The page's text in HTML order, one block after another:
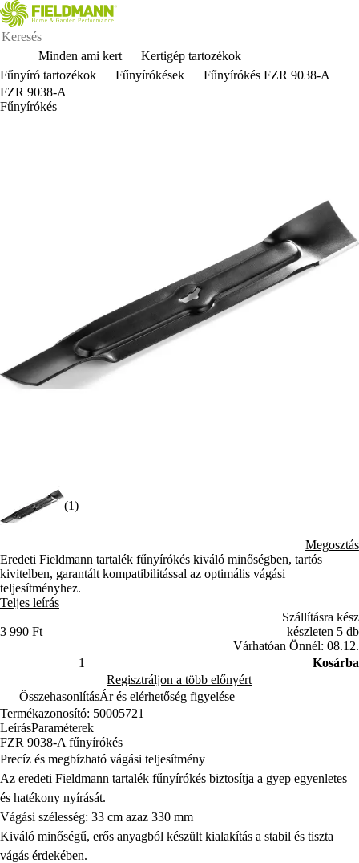
Minden ami kert
Kertigép tartozékok
Fűnyíró tartozékok
Fűnyírókések
Fűnyírókés FZR 9038-A
FZR 9038-A
Fűnyírókés
(1)
Megosztás
Eredeti Fieldmann tartalék fűnyírókés kiváló minőségben, tartós
kivitelben, garantált kompatibilitással az optimális vágási
teljesítményhez.
Teljes leírás
3 990 Ft
Szállításra kész
készleten 5 db
Várhatóan Önnél: 08.12.
Kosárba
Regisztráljon a több előnyért
ÖsszehasonlításÁr és elérhetőség figyelése
Termékazonosító: 50005721
LeírásParaméterek
FZR 9038-A fűnyírókés
Precíz és megbízható vágási teljesítmény
Az eredeti Fieldmann tartalék fűnyírókés biztosítja a gyep egyenletes
és hatékony nyírását.
Vágási szélesség: 33 cm azaz 330 mm
Kiváló minőségű, erős anyagból készült kialakítás a stabil és tiszta
vágás érdekében.